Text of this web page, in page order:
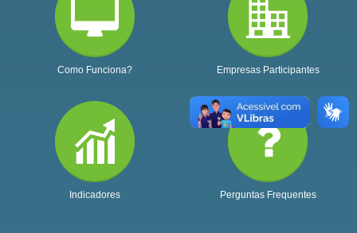
Como Funciona? Empresas Participantes
Indicadores Perguntas Frequentes